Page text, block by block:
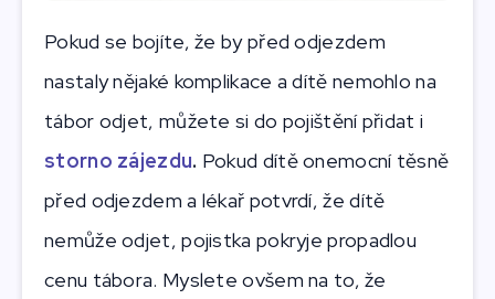
Pokud se bojíte, že by před odjezdem
nastaly nějaké komplikace a dítě nemohlo na
tábor odjet, můžete si do pojištění přidat i
storno zájezdu. Pokud dítě onemocní těsně
před odjezdem a lékař potvrdí, že dítě
nemůže odjet, pojistka pokryje propadlou
cenu tábora. Myslete ovšem na to, že